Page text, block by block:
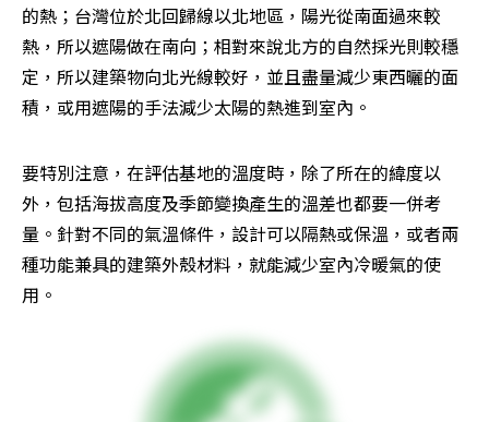
的熱；台灣位於北回歸線以北地區，陽光從南面過來較
熱，所以遮陽做在南向；相對來說北方的自然採光則較穩
定，所以建築物向北光線較好，並且盡量減少東西曬的面
積，或用遮陽的手法減少太陽的熱進到室內。
要特別注意，在評估基地的溫度時，除了所在的緯度以
外，包括海拔高度及季節變換產生的溫差也都要一併考
量。針對不同的氣溫條件，設計可以隔熱或保溫，或者兩
種功能兼具的建築外殼材料，就能減少室內冷暖氣的使
用。